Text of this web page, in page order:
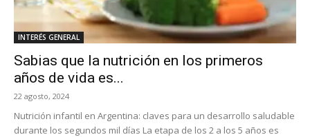
INTERÉS GENERAL
Sabias que la nutrición en los primeros
años de vida es...
22 agosto, 2024
Nutrición infantil en Argentina: claves para un desarrollo saludable
durante los segundos mil días La etapa de los 2 a los 5 años es